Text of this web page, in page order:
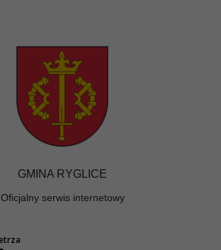
GMINA RYGLICE
Oficjalny serwis internetowy